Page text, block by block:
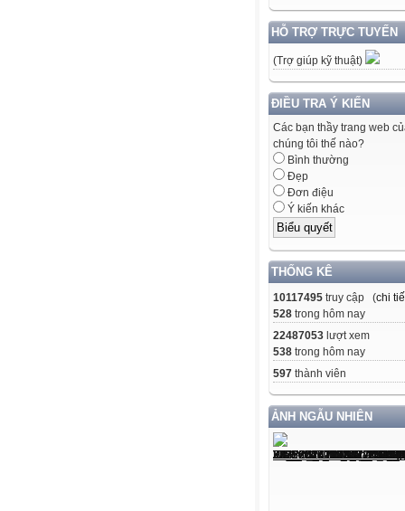
HỖ TRỢ TRỰC TUYẾN
(Trợ giúp kỹ thuật)
ĐIỀU TRA Ý KIẾN
Các bạn thầy trang web
chúng tôi thế nào?
Bình thường
Đẹp
Đơn điệu
Ý kiến khác
THỐNG KÊ
10117495 truy cập (chi
528 trong hôm nay
22487053 lượt xem
538 trong hôm nay
597 thành viên
ẢNH NGẪU NHIÊN